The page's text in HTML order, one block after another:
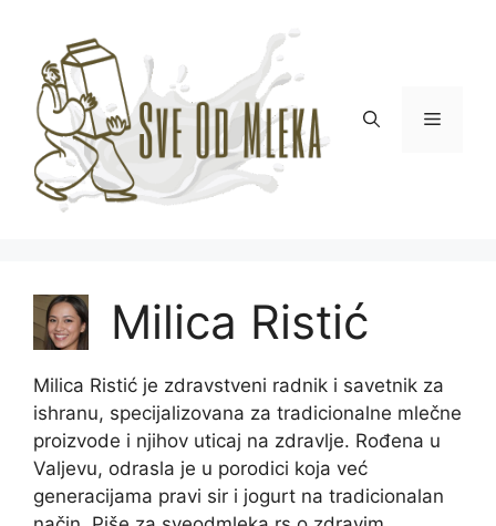
content
Menu
Milica Ristić
Milica Ristić je zdravstveni radnik i savetnik za
ishranu, specijalizovana za tradicionalne mlečne
proizvode i njihov uticaj na zdravlje. Rođena u
Valjevu, odrasla je u porodici koja već
generacijama pravi sir i jogurt na tradicionalan